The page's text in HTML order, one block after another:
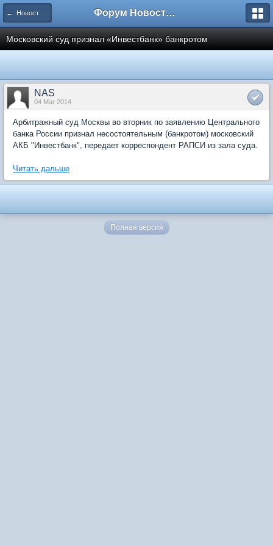
← Новости рынка недвижимости Форум Новостройки
Московский суд признал «Инвестбанк» банкротом
NAS
04 Mar 2014
Арбитражный суд Москвы во вторник по заявлению Центрального
банка России признал несостоятельным (банкротом) московский
АКБ "Инвестбанк", передает корреспондент РАПСИ из зала суда.
Читать дальше
Полная версия